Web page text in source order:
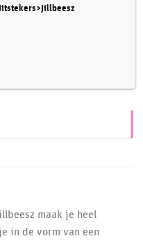
maak je heel
in de vorm van een